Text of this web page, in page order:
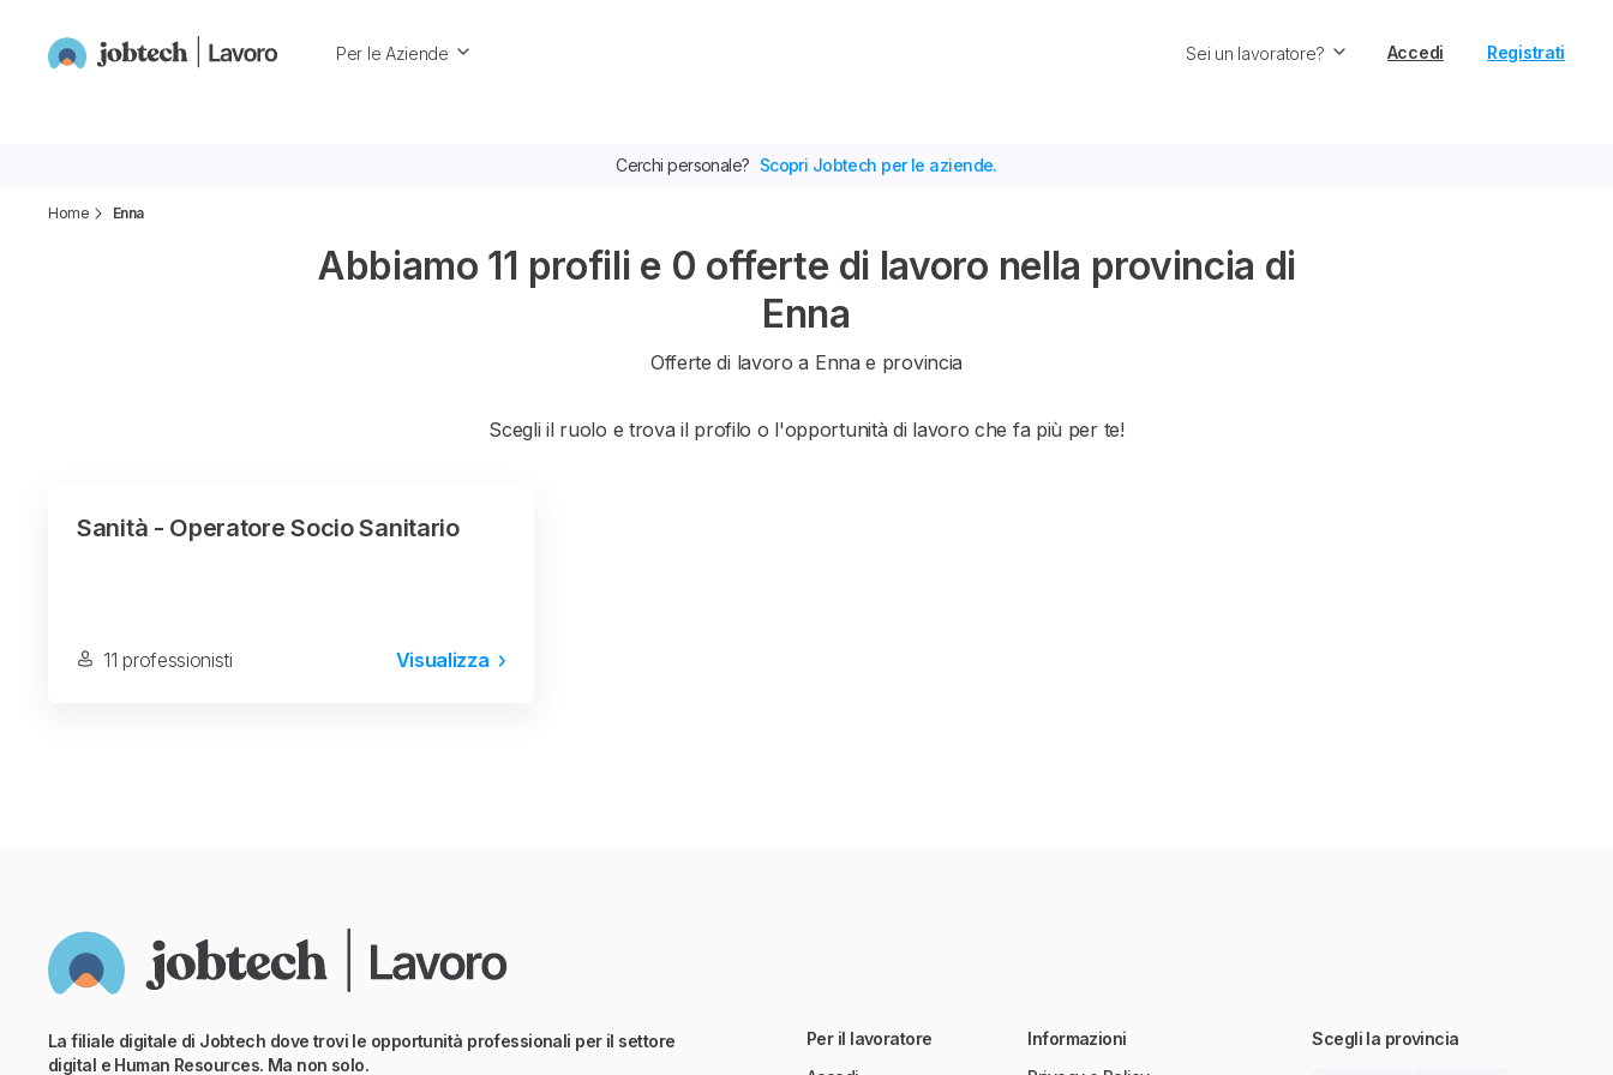
Per le Aziende Sei un lavoratore? Accedi Registrati
Home Enna
Abbiamo 11 profili e 0 offerte di lavoro nella provincia di
Enna
Offerte di lavoro a Enna e provincia
Scegli il ruolo e trova il profilo o l'opportunità di lavoro che fa più per te!
Sanità - Operatore Socio Sanitario
11 professionisti Visualizza
Cerchi personale? Scopri Jobtech per le aziende.
La filiale digitale di Jobtech dove trovi le opportunità professionali per il settore
digital e Human Resources. Ma non solo.
Per il lavoratore
Informazioni
Scegli la provincia